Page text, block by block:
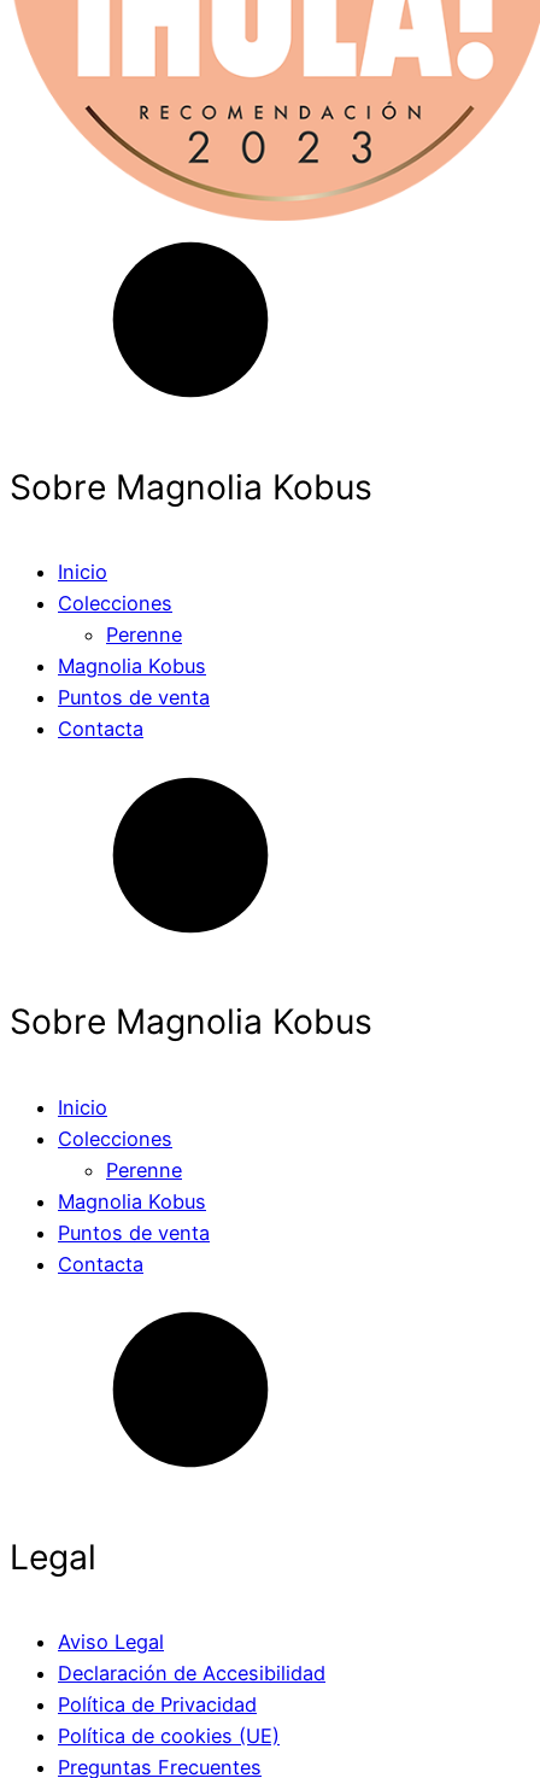
Sobre Magnolia Kobus
Inicio
Colecciones
Perenne
Magnolia Kobus
Puntos de venta
Contacta
Sobre Magnolia Kobus
Inicio
Colecciones
Perenne
Magnolia Kobus
Puntos de venta
Contacta
Legal
Aviso Legal
Declaración de Accesibilidad
Política de Privacidad
Política de cookies (UE)
Preguntas Frecuentes